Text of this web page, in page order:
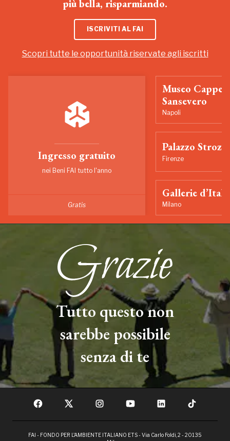
più bella, risparmiando.
ISCRIVITI AL FAI
Scopri tutte le opportunità riservate agli iscritti
Ingresso gratuito
nei Beni FAI tutto l'anno
Gratis
Museo
Sansevero
Napoli
Palazzo Strozzi
Firenze
Gallerie
Milano
Tutto questo non
sarebbe possibile
senza di te
FAI - FONDO PER L'AMBIENTE ITALIANO ETS - Via Carlo Foldi, 2 - 20135